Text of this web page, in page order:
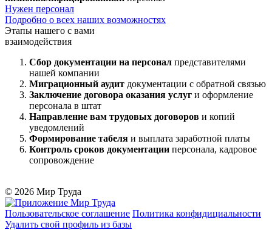
Нужен персонал
Подробно о всех наших возможностях
Этапы нашего с вами
взаимодействия
Сбор документации на персонал представителями
нашей компании
Миграционный аудит документации с обратной связью
Заключение договора оказания услуг и оформление
персонала в штат
Направление вам трудовых договоров и копий
уведомлений
Формирование табеля и выплата заработной платы
Контроль сроков документации персонала, кадровое
сопровождение
© 2026 Мир Труда
Пользовательское соглашение Политика конфидициальности
Удалить свой профиль из базы